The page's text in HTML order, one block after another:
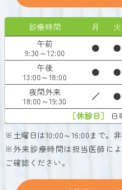
診療時間 月 火
午前
9:30～12:00 ● ●
午後
13:00～18:00 ● ●
夜間外来
18:00～19:30 ／ ●
［休診日］
日
※土曜日は10:00～16:00まで。
※外来診療時間は担当医師に
ご確認ください。